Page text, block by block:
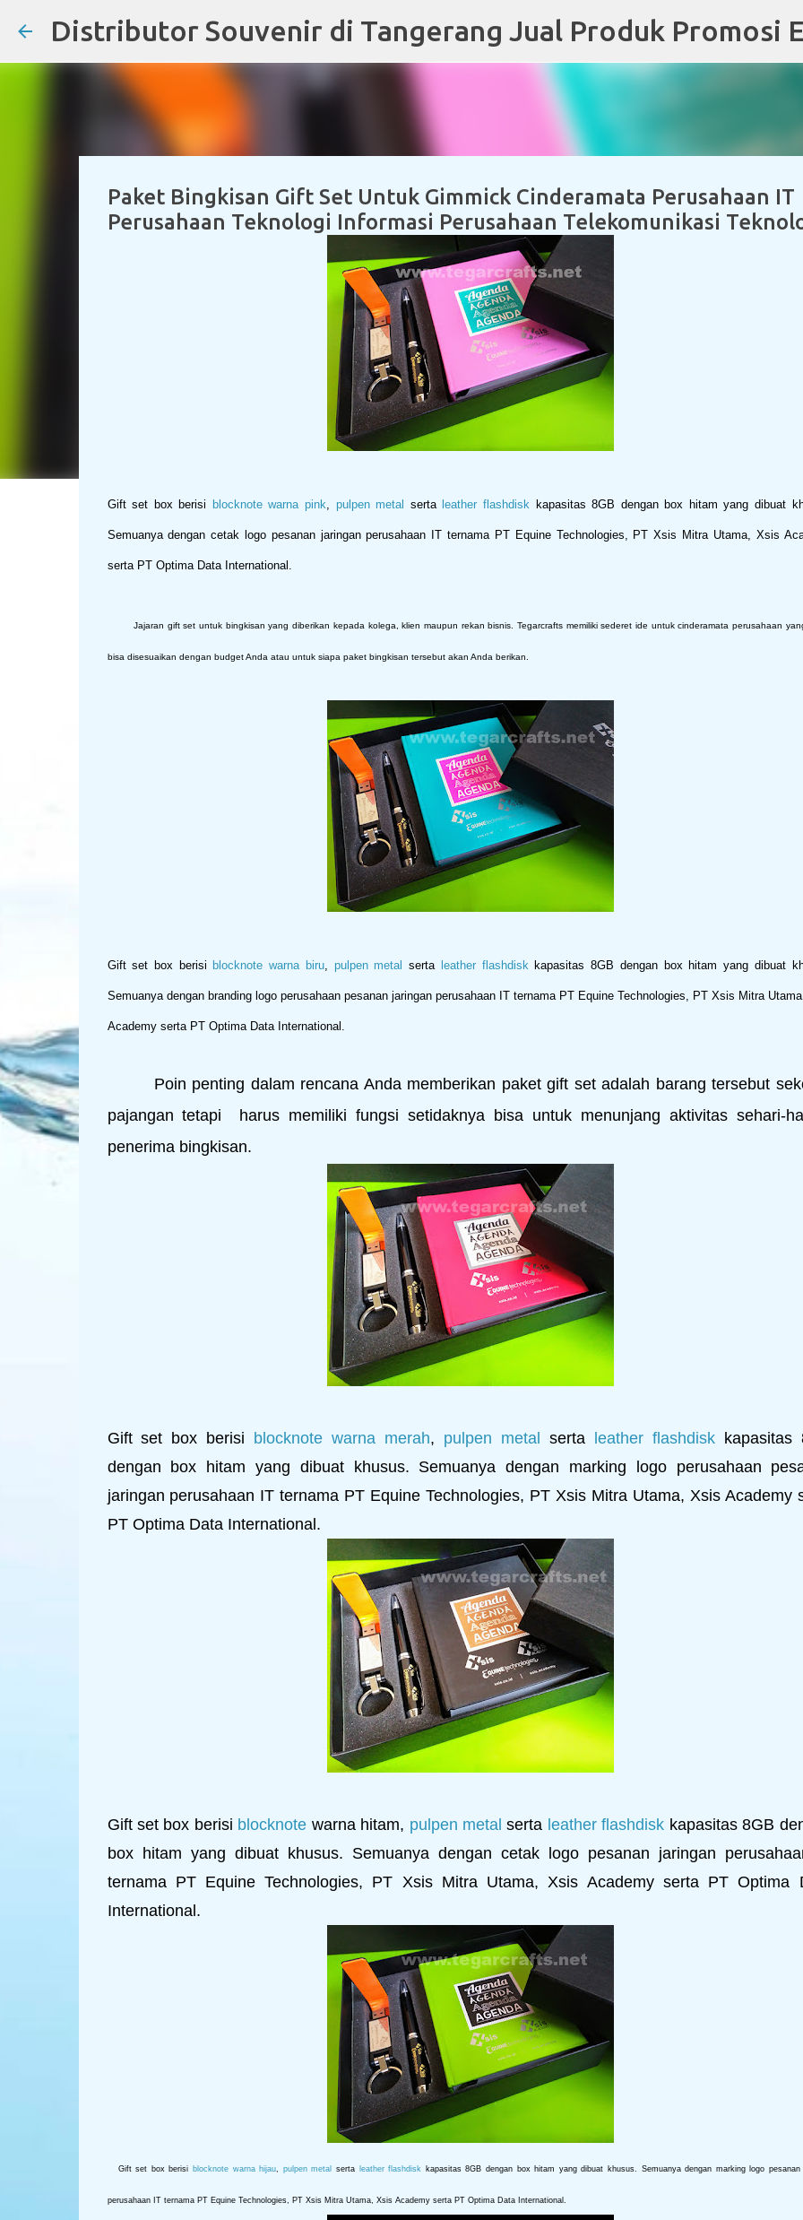
Skip to main content
Paket Bingkisan Gift Set Untuk Gimmick Cinderamata Perusahaan IT
Perusahaan Teknologi Informasi Perusahaan Telekomunikasi
Gift set box berisi blocknote warna pink, pulpen metal serta leather flashdiskkapasitas 8GB dengan box hitam yang dibuat
Semuanya dengan cetak logo pesanan jaringan perusahaan IT ternama PT Equine Technologies, PT Xsis Mitra Utama, Xsis
serta PT Optima Data International.
Jajaran gift set untuk bingkisan yang diberikan kepada kolega, klien maupun rekan bisnis. Tegarcrafts memiliki sederet ide untuk cinderamata perusahaan
bisa disesuaikan dengan budget Anda atau untuk siapa paket bingkisan tersebut akan Anda berikan.
Gift set box berisi blocknote warna biru, pulpen metal serta leather flashdiskkapasitas 8GB dengan box hitam yang dibuat
Semuanya dengan branding logo perusahaan pesanan jaringan perusahaan IT ternama PT Equine Technologies, PT Xsis Mitra
Academy serta PT Optima Data International.
Poin penting dalam rencana Anda memberikan paket gift set adalah barang tersebut
pajangan tetapi harus memiliki fungsi setidaknya bisa untuk menunjang aktivitas sehari-
penerima bingkisan.
Gift set box berisi blocknote warna merah, pulpen metal serta leather flashdiskkapasitas
dengan box hitam yang dibuat khusus. Semuanya dengan marking logo perusahaan
jaringan perusahaan IT ternama PT Equine Technologies, PT Xsis Mitra Utama, Xsis Academy
PT Optima Data International.
Gift set box berisi blocknote warna hitam, pulpen metal serta leather flashdisk kapasitas 8GB
box hitam yang dibuat khusus. Semuanya dengan cetak logo pesanan jaringan
ternama PT Equine Technologies, PT Xsis Mitra Utama, Xsis Academy serta PT Optima
International.
Gift set box berisi blocknote warna hijau, pulpen metal serta leather flashdisk kapasitas 8GB dengan box hitam yang dibuat khusus. Semuanya dengan marking logo pesanan
perusahaan IT ternama PT Equine Technologies, PT Xsis Mitra Utama, Xsis Academy serta PT Optima Data International.